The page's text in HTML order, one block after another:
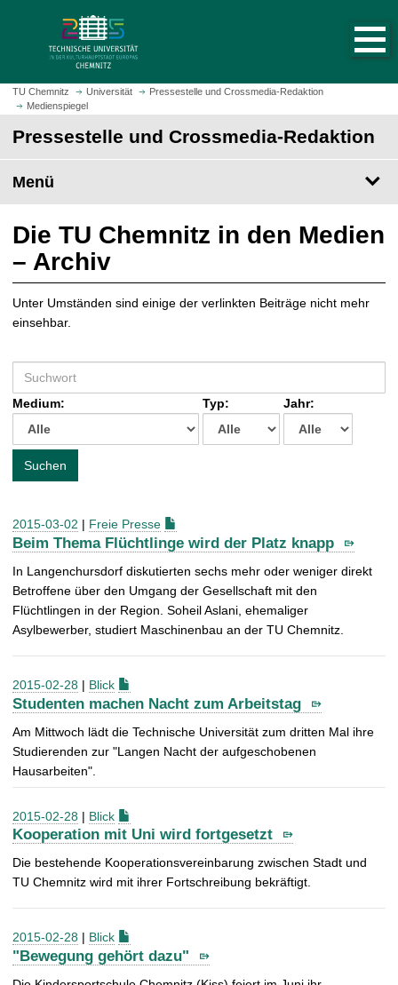
m
H
t
s
i
e
a
u
f
r
u
f
e
TU Chemnitz Universität
Pressestelle und Crossmedia-Redaktion
Medienspiegel
Pressestelle und Crossmedia-Redaktion
Menü
Die TU Chemnitz in den Medien
– Archiv
Unter Umständen sind einige der verlinkten Beiträge nicht mehr
einsehbar.
u
c
e
h
:
Medium: Typ: Jahr:
Suchen
2015-03-02 | Freie Presse
Beim Thema Flüchtlinge wird der Platz knapp
In Langenchursdorf diskutierten sechs mehr oder weniger direkt
Betroffene über den Umgang der Gesellschaft mit den
Flüchtlingen in der Region. Soheil Aslani, ehemaliger
Asylbewerber, studiert Maschinenbau an der TU Chemnitz.
2015-02-28 | Blick
Studenten machen Nacht zum Arbeitstag
Am Mittwoch lädt die Technische Universität zum dritten Mal ihre
Studierenden zur "Langen Nacht der aufgeschobenen
Hausarbeiten".
2015-02-28 | Blick
Kooperation mit Uni wird fortgesetzt
Die bestehende Kooperationsvereinbarung zwischen Stadt und
TU Chemnitz wird mit ihrer Fortschreibung bekräftigt.
2015-02-28 | Blick
"Bewegung gehört dazu"